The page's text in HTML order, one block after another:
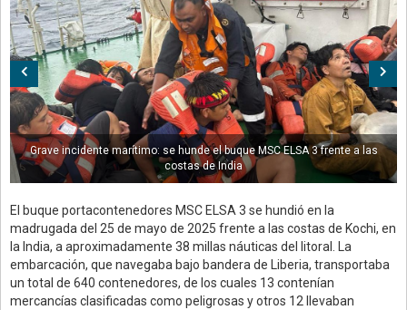
Grave incidente marítimo: se hunde el buque MSC ELSA 3 frente a las
costas de India
Anterior
El buque portacontenedores MSC ELSA 3 se hundió en la
madrugada del 25 de mayo de 2025 frente a las costas de Kochi, en
la India, a aproximadamente 38 millas náuticas del litoral. La
embarcación, que navegaba bajo bandera de Liberia, transportaba
un total de 640 contenedores, de los cuales 13 contenían
mercancías clasificadas como peligrosas y otros 12 llevaban